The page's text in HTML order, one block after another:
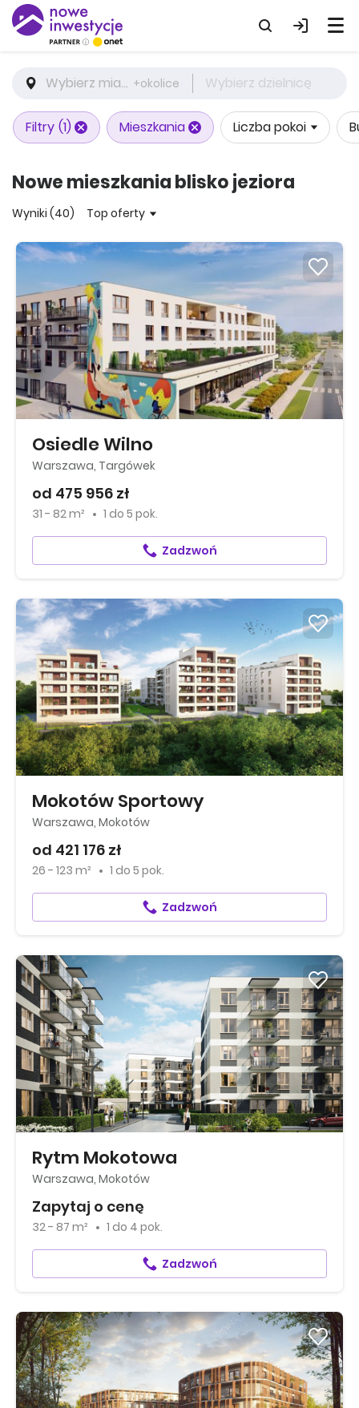
Wybierz miasto +okolice Wybierz dzielnicę
Filtry (1) Mieszkania Liczba pokoi
Nowe mieszkania blisko jeziora
Wyniki (40) Top oferty
Osiedle Wilno
Warszawa, Targówek
od 475 956 zł
31 - 82 m² 1 do 5 pok.
Zadzwoń
Mokotów Sportowy
Warszawa, Mokotów
od 421 176 zł
26 - 123 m² 1 do 5 pok.
Zadzwoń
Rytm Mokotowa
Warszawa, Mokotów
Zapytaj o cenę
32 - 87 m² 1 do 4 pok.
Zadzwoń